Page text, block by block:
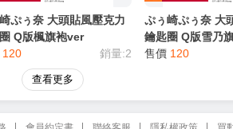
ぷぅ奈 大頭貼風壓克力
Q版楓旗袍ver
120 銷量:2
ぷぅ崎ぷぅ奈 大
鑰匙圈 Q版雪乃
售價 120
查看更多